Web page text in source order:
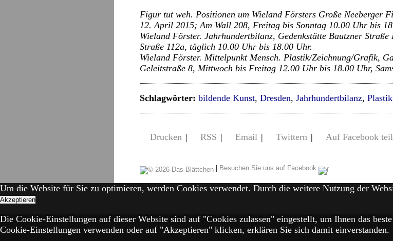
Figur tut weh. Positionen um Wieland Försters Große Neeberger
12. April 2015; Am Wall 208, Freitag bis Sonntag 10.00 Uhr bis
Wieland Förster. Jahrhundertbilanz, Gedenkstätte Bautzner
Straße 112a, täglich 10.00 Uhr bis 18.00 Uhr.
Wieland Förster. Mittelpunkt Mensch. Plastik/Zeichnung/Grafik,
Geleitstraße 8, Mittwoch bis Freitag 12.00 Uhr bis 18.00 Uhr,
Schlagwörter: bildende Kunst, Dresden, Jahrhundertbilanz, Plastik
Drucken | RSS | Email | Twittern | Auf Facebook
| Besuchen Sie uns auf Facebook
Um die Website für Sie zu optimieren, werden Cookies verwendet. Durch die weitere Nutzung der
Akzeptieren
Die Cookie-Einstellungen auf dieser Website sind auf "Cookies zulassen" eingestellt, um Ihnen das
Cookie-Einstellungen verwenden oder auf "Akzeptieren" klicken, erklären Sie sich damit einverstanden.